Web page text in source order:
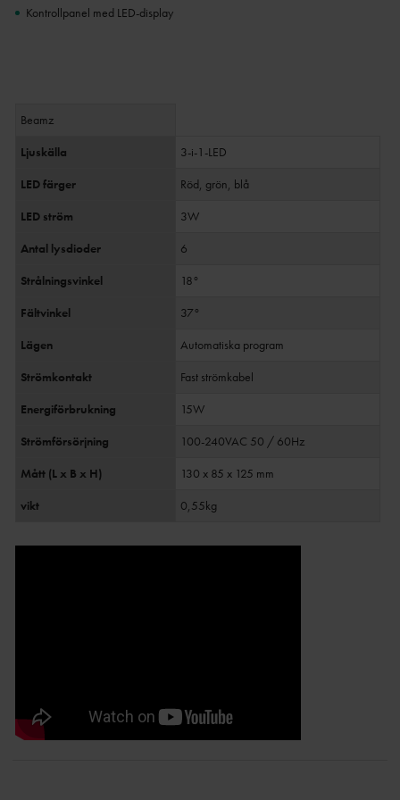
Kontrollpanel med LED-display
Beamz
Ljuskälla
3-i-1-LED
LED färger
Röd, grön, blå
LED ström
3W
Antal lysdioder
6
Strålningsvinkel
18°
Fältvinkel
37°
Lägen
Automatiska program
Strömkontakt
Fast strömkabel
Energiförbrukning
15W
Strömförsörjning
100-240VAC 50 / 60Hz
Mått (L x B x H)
130 x 85 x 125 mm
vikt
0,55kg